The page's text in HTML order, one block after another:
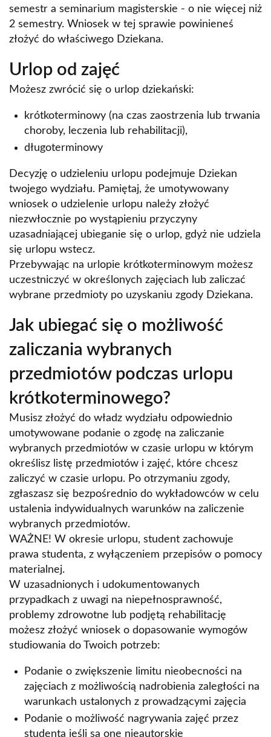
semestr a seminarium magisterskie - o nie więcej niż
2 semestry. Wniosek w tej sprawie powinieneś
złożyć do właściwego Dziekana.
Urlop od zajęć
Możesz zwrócić się o urlop dziekański:
krótkoterminowy (na czas zaostrzenia lub trwania
choroby, leczenia lub rehabilitacji),
długoterminowy
Decyzję o udzieleniu urlopu podejmuje Dziekan
twojego wydziału. Pamiętaj, że umotywowany
wniosek o udzielenie urlopu należy złożyć
niezwłocznie po wystąpieniu przyczyny
uzasadniającej ubieganie się o urlop, gdyż nie udziela
się urlopu wstecz.
Przebywając na urlopie krótkoterminowym możesz
uczestniczyć w określonych zajęciach lub zaliczać
wybrane przedmioty po uzyskaniu zgody Dziekana.
Jak ubiegać się o możliwość
zaliczania wybranych
przedmiotów podczas urlopu
krótkoterminowego?
Musisz złożyć do władz wydziału odpowiednio
umotywowane podanie o zgodę na zaliczanie
wybranych przedmiotów w czasie urlopu w którym
określisz listę przedmiotów i zajęć, które chcesz
zaliczyć w czasie urlopu. Po otrzymaniu zgody,
zgłaszasz się bezpośrednio do wykładowców w celu
ustalenia indywidualnych warunków na zaliczenie
wybranych przedmiotów.
WAŻNE! W okresie urlopu, student zachowuje
prawa studenta, z wyłączeniem przepisów o pomocy
materialnej.
W uzasadnionych i udokumentowanych
przypadkach z uwagi na niepełnosprawność,
problemy zdrowotne lub podjętą rehabilitację
możesz złożyć wniosek o dopasowanie wymogów
studiowania do Twoich potrzeb:
Podanie o zwiększenie limitu nieobecności na
zajęciach z możliwością nadrobienia zaległości na
warunkach ustalonych z prowadzącymi zajęcia
Podanie o możliwość nagrywania zajęć przez
studenta jeśli są one nieautorskie